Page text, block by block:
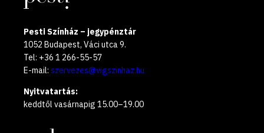
Pesti Színház – jegypénztár
1052 Budapest, Váci utca 9.
Tel: +36 1 266-55-57
E-mail: szervezes@vigszinhaz.hu
Nyitvatartás:
keddtől vasárnapig 15.00–19.00